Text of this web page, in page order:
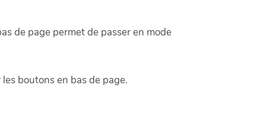
de page permet de passer en mode
boutons en bas de page.